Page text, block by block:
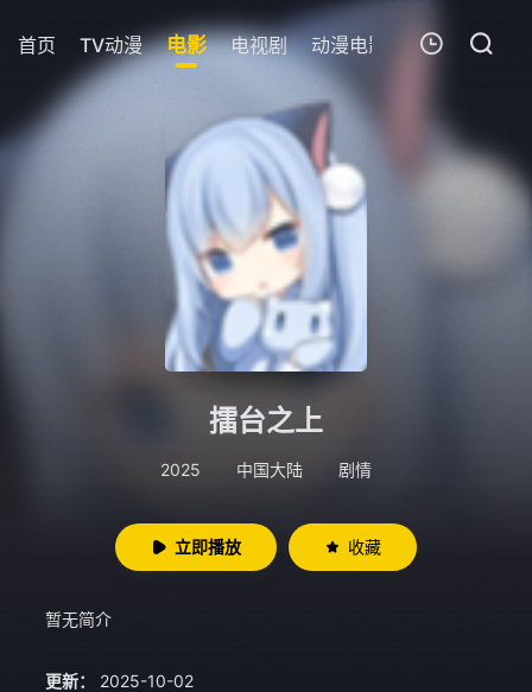
首页 TV动漫 电影 电视剧 动漫电影 短剧 今日
暂无观看影片的记录
擂台之上
2025 中国大陆 剧情
立即播放 收藏
暂无简介
更新：
2025-10-02